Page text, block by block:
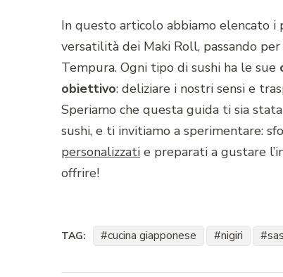
In questo articolo abbiamo elencato
versatilità dei Maki Roll, passando
Tempura. Ogni tipo di sushi ha le sue
obiettivo: deliziare i nostri sensi e
Speriamo che questa guida ti sia
sushi, e ti invitiamo a sperimentare:
personalizzati e preparati a gustare
offrire!
TAG: cucina giapponese nigiri